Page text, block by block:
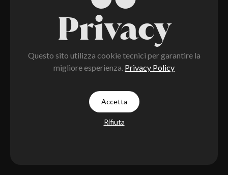
Privacy
Questo sito utilizza cookie tecnici per garantire la
migliore esperienza. Privacy Policy
Accetta
Rifiuta